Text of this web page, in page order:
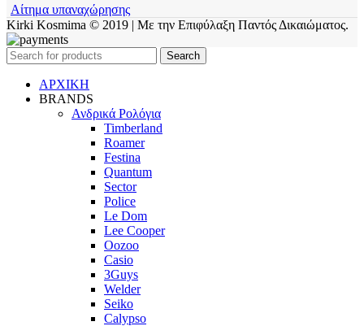
Αίτημα υπαναχώρησης
Kirki Kosmima © 2019 | Με την Επιφύλαξη Παντός Δικαιώματος.
Search
ΑΡΧΙΚΗ
BRANDS
Ανδρικά Ρολόγια
Timberland
Roamer
Festina
Quantum
Sector
Police
Le Dom
Lee Cooper
Oozoo
Casio
3Guys
Welder
Seiko
Calypso